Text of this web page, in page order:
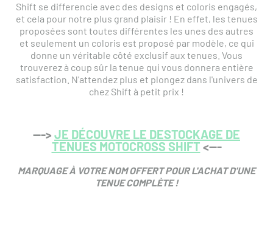
Shift se differencie avec des designs et coloris engagés,
et cela pour notre plus grand plaisir ! En effet, les tenues
proposées sont toutes différentes les unes des autres
et seulement un coloris est proposé par modèle, ce qui
donne un véritable côté exclusif aux tenues. Vous
trouverez à coup sûr la tenue qui vous donnera entière
satisfaction. N'attendez plus et plongez dans l'univers de
chez Shift à petit prix !
---> JE DÉCOUVRE LE DESTOCKAGE DE
TENUES MOTOCROSS SHIFT <---
MARQUAGE À VOTRE NOM OFFERT POUR L'ACHAT D'UNE
TENUE COMPLÈTE !